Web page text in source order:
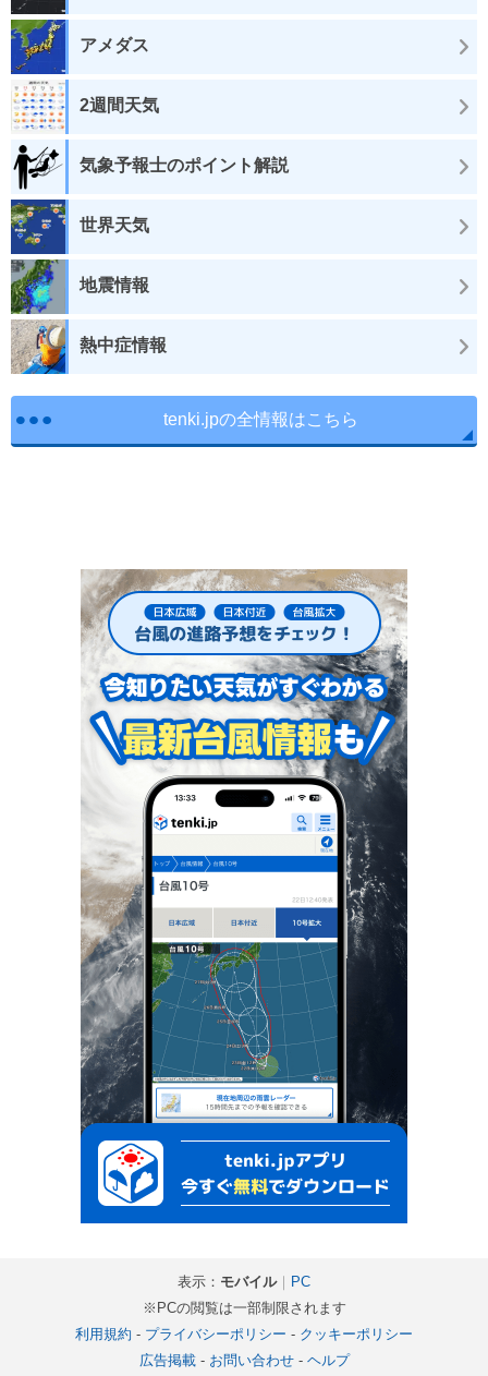
アメダス
2週間天気
気象予報士のポイント解説
世界天気
地震情報
熱中症情報
tenki.jpの全情報はこちら
表示： モバイル｜
PC
※PCの閲覧は一部制限されます
利用規約 - プライバシーポリシー - クッキーポリシー
広告掲載- お問い合わせ- ヘルプ